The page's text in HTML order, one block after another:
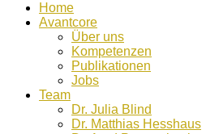
Home
Avantcore
Über uns
Kompetenzen
Publikationen
Jobs
Team
Dr. Julia Blind
Dr. Matthias Hesshaus